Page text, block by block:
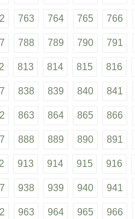
763 764 765 766
788 789 790 791
813 814 815 816
838 839 840 841
863 864 865 866
888 889 890 891
913 914 915 916
938 939 940 941
963 964 965 966